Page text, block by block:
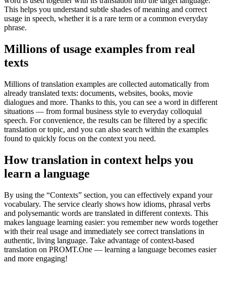
This helps you understand subtle shades of meaning and correct
usage in speech, whether it is a rare term or a common everyday
phrase.
Millions of usage examples from real
texts
Millions of translation examples are collected automatically from
already translated texts: documents, websites, books, movie
dialogues and more. Thanks to this, you can see a word in different
situations — from formal business style to everyday colloquial
speech. For convenience, the results can be filtered by a specific
translation or topic, and you can also search within the examples
found to quickly focus on the context you need.
How translation in context helps you
learn a language
By using the “Contexts” section, you can effectively expand your
vocabulary. The service clearly shows how idioms, phrasal verbs
and polysemantic words are translated in different contexts. This
makes language learning easier: you remember new words together
with their real usage and immediately see correct translations in
authentic, living language. Take advantage of context-based
translation on PROMT.One — learning a language becomes easier
and more engaging!